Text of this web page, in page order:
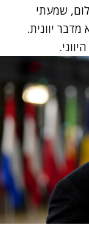
שמעתי
יוונית.